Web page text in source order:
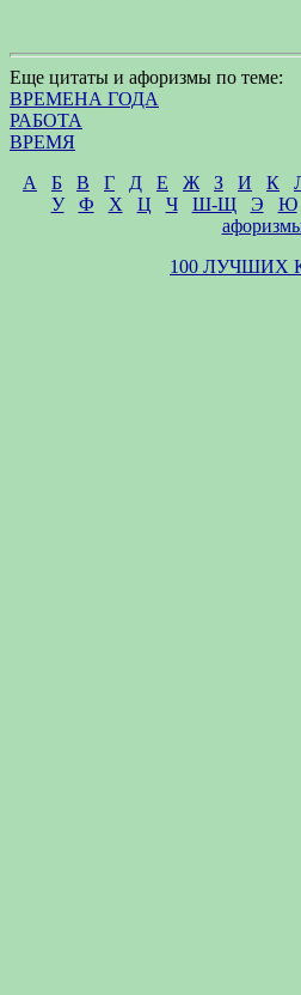
Еще цитаты и афоризмы по теме:
ВРЕМЕНА ГОДА
РАБОТА
ВРЕМЯ
А
Б В Г Д Е Ж З И К
У
Ф Х Ц Ч Ш-Щ Э Ю
100 ЛУЧШИХ